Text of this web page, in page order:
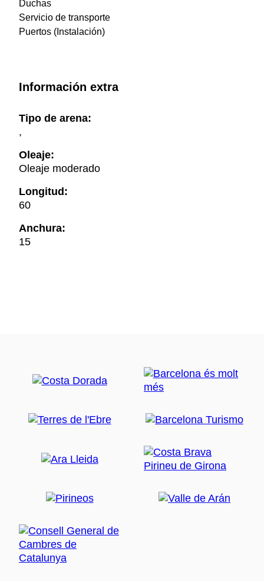
Duchas
Servicio de transporte
Puertos (Instalación)
Información extra
Tipo de arena:
,
Oleaje:
Oleaje moderado
Longitud:
60
Anchura:
15